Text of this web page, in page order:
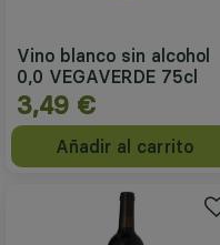
Vino blanco sin alcohol
0,0 VEGAVERDE 75cl
3,49 €
Añadir al carrito